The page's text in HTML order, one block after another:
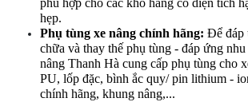
phù hợp cho các kho hàng có diện tích
hẹp.
Phụ tùng xe nâng chính hãng: Để đáp
chữa và thay thế phụ tùng - đáp ứng
nâng Thanh Hà cung cấp phụ tùng cho
PU, lốp đặc, bình ắc quy/ pin lithium -
chính hãng, khung nâng,...